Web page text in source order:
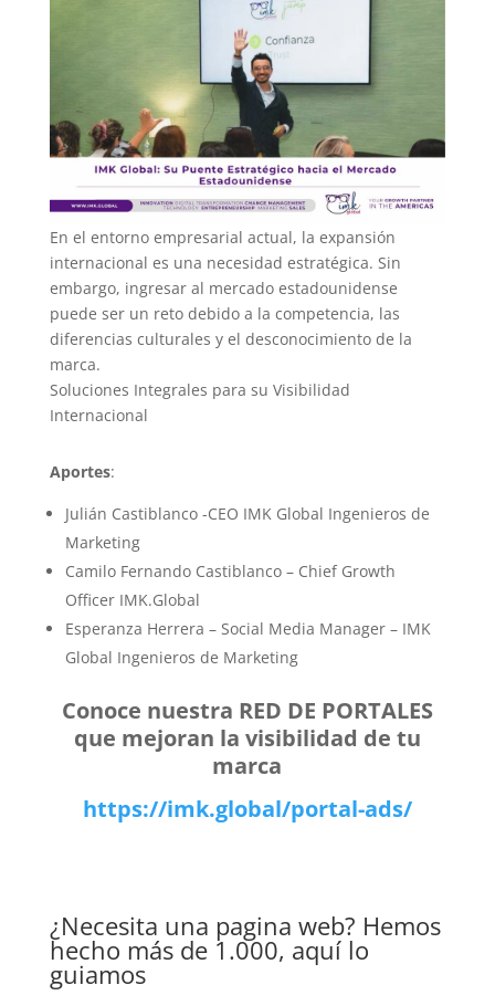
En el entorno empresarial actual, la expansión
internacional es una necesidad estratégica. Sin
embargo, ingresar al mercado estadounidense
puede ser un reto debido a la competencia, las
diferencias culturales y el desconocimiento de la
marca.
Soluciones Integrales para su Visibilidad
Internacional
Aportes:
Julián Castiblanco -CEO IMK Global Ingenieros de
Marketing
Camilo Fernando Castiblanco – Chief Growth
Officer IMK.Global
Esperanza Herrera – Social Media Manager – IMK
Global Ingenieros de Marketing
Conoce nuestra RED DE PORTALES
que mejoran la visibilidad de tu
marca
https://imk.global/portal-ads/
¿Necesita una pagina web? Hemos
hecho más de 1.000, aquí lo
guiamos